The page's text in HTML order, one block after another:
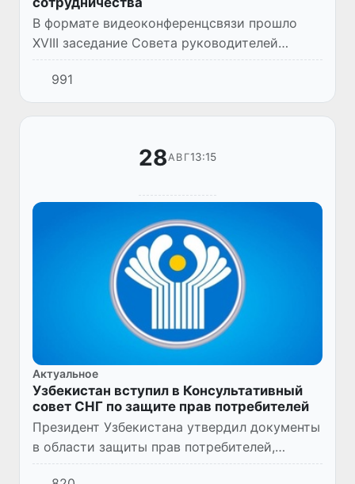
В формате видеоконференцсвязи прошло
XVIII заседание Совета руководителей
торгово-промышленных палат государств -
участников СНГ.
991
28АВГ13:15
Актуальное
Узбекистан вступил в Консультативный
совет СНГ по защите прав потребителей
Президент Узбекистана утвердил документы
в области защиты прав потребителей,
действующие в рамках СНГ.